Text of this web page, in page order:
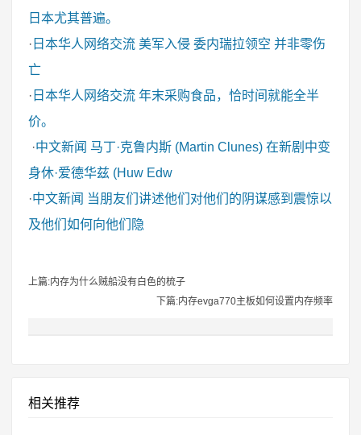
日本尤其普遍。
· 日本华人网络交流 美军入侵 委内瑞拉领空 并非零伤
亡
· 日本华人网络交流 年末采购食品，恰时间就能全半
价。
·中文新闻 马丁·克鲁内斯 (Martin Clunes) 在新剧中变
身休·爱德华兹 (Huw Edw
·中文新闻 当朋友们讲述他们对他们的阴谋感到震惊以
及他们如何向他们隐
上篇:内存为什么贼船没有白色的梳子
下篇:内存evga770主板如何设置内存频率
相关推荐